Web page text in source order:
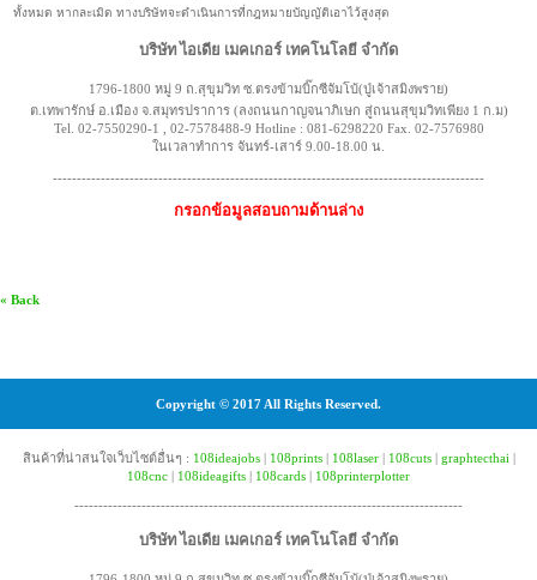
ทั้งหมด หากละเมิด ทางบริษัทจะดำเนินการที่กฎหมายบัญญัติเอาไว้สูงสุด
บริษัท ไอเดีย เมคเกอร์ เทคโนโลยี จำกัด
1796-1800 หมู่ 9 ถ.สุขุมวิท ซ.ตรงข้ามบิ๊กซีจัมโบ้(ปู่เจ้าสมิงพราย)
ต.เทพารักษ์ อ.เมือง จ.สมุทรปราการ (ลงถนนกาญจนาภิเษก สู่ถนนสุขุมวิทเพียง 1 ก.ม)
Tel. 02-7550290-1 , 02-7578488-9 Hotline : 081-6298220 Fax. 02-7576980
ในเวลาทำการ จันทร์-เสาร์ 9.00-18.00 น.
------------------------------------------------------------------------------------------
กรอกข้อมูลสอบถามด้านล่าง
« Back
Copyright © 2017 All Rights Reserved.
สินค้าที่น่าสนใจเว็บไซต์อื่นๆ : 108ideajobs| 108prints| 108laser| 108cuts| graphtecthai
108cnc
108ideagifts 108cards
108printerplotter
---------------------------------------------------------------------------------
บริษัท ไอเดีย เมคเกอร์ เทคโนโลยี จำกัด